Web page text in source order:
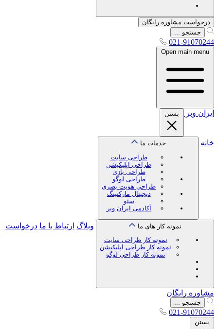
درخواست مشاوره رایگان
جستجو ...
021-91070244
Open main menu
ایران وبر بستن
خانه
خدمات ما
طراحی سایت
طراحی اپلیکیشن
طراحی بازی
طراحی لوگو
طراحی هویت بصری
دیجیتال مارکتینگ
سئو
آکادمی ایران وبر
نمونه کار های ما
نمونه کار طراحی سایت
نمونه کار طراحی اپلیکیشن
نمونه کار طراحی لوگو
وبلاگ ارتباط با ما درخواست
مشاوره رایگان
جستجو ...
021-91070244
بستن